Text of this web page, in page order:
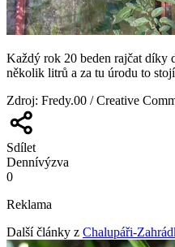
Každý rok 20 beden rajčat díky
několik litrů a za tu úrodu to stojí
Zdroj: Fredy.00 / Creative
Sdílet
Dennívýzva
0
Reklama
Další články z Chalupáři-